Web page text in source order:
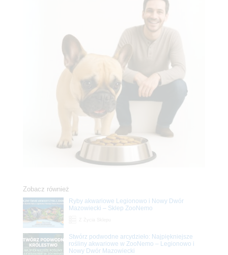
Zobacz również
Ryby akwariowe Legionowo i Nowy Dwór
Mazowiecki – Sklep ZooNemo
Stwórz podwodne arcydzieło: Najpiękniejsze
rośliny akwariowe w ZooNemo – Legionowo i
Nowy Dwór Mazowiecki